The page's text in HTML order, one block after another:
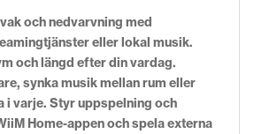
och nedvarvning med
eller lokal musik.
och längd efter din vardag.
synka musik mellan rum eller
i varje. Styr uppspelning och
Home-appen och spela externa